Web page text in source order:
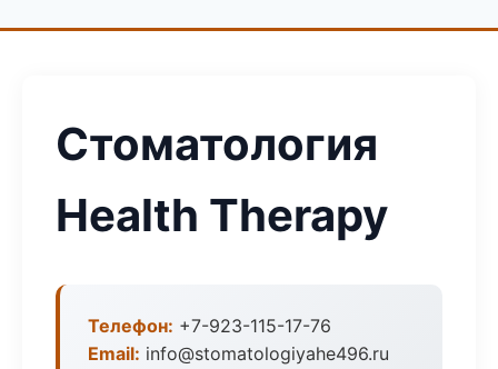
Стоматология
Health Therapy
Телефон: +7-923-115-17-76
Email: info@stomatologiyahe496.ru